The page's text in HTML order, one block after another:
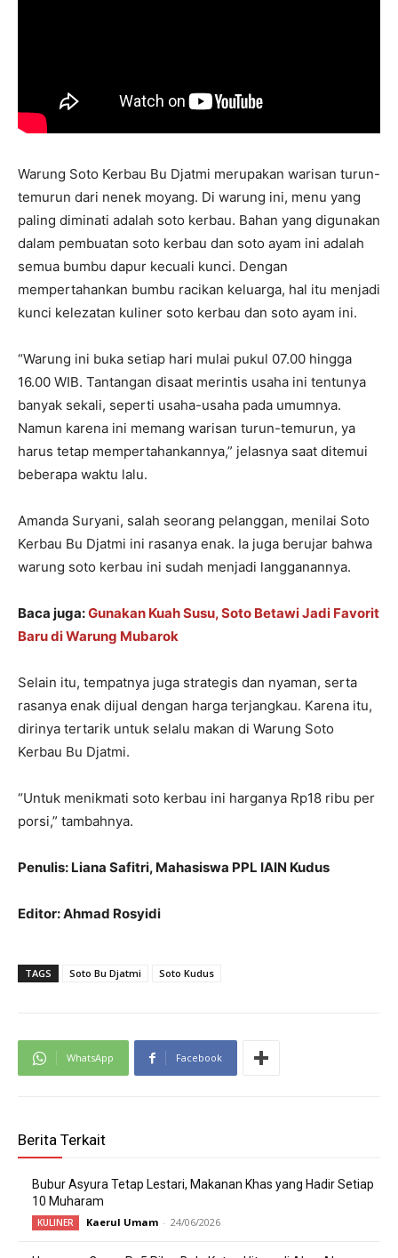
Warung Soto Kerbau Bu Djatmi merupakan warisan turun-
temurun dari nenek moyang. Di warung ini, menu yang
paling diminati adalah soto kerbau. Bahan yang digunakan
dalam pembuatan soto kerbau dan soto ayam ini adalah
semua bumbu dapur kecuali kunci. Dengan
mempertahankan bumbu racikan keluarga, hal itu menjadi
kunci kelezatan kuliner soto kerbau dan soto ayam ini.
“Warung ini buka setiap hari mulai pukul 07.00 hingga
16.00 WIB. Tantangan disaat merintis usaha ini tentunya
banyak sekali, seperti usaha-usaha pada umumnya.
Namun karena ini memang warisan turun-temurun, ya
harus tetap mempertahankannya,” jelasnya saat ditemui
beberapa waktu lalu.
Amanda Suryani, salah seorang pelanggan, menilai Soto
Kerbau Bu Djatmi ini rasanya enak. Ia juga berujar bahwa
warung soto kerbau ini sudah menjadi langganannya.
Baca juga:Gunakan Kuah Susu, Soto Betawi Jadi Favorit
Baru di Warung Mubarok
Selain itu, tempatnya juga strategis dan nyaman, serta
rasanya enak dijual dengan harga terjangkau. Karena itu,
dirinya tertarik untuk selalu makan di Warung Soto
Kerbau Bu Djatmi.
“Untuk menikmati soto kerbau ini harganya Rp18 ribu per
porsi,” tambahnya.
Penulis: Liana Safitri, Mahasiswa PPL IAIN Kudus
Editor: Ahmad Rosyidi
TAGS Soto Bu Djatmi Soto Kudus
WhatsApp Facebook
Berita Terkait
Bubur Asyura Tetap Lestari, Makanan Khas yang Hadir Setiap
10 Muharam
KULINER Kaerul Umam - 24/06/2026